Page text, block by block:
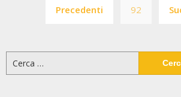
degli
Precedenti 92
per: